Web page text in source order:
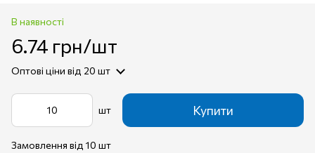
В наявності
6.74 грн/шт
Оптові ціни від 20 шт
шт Купити
Замовлення від 10 шт